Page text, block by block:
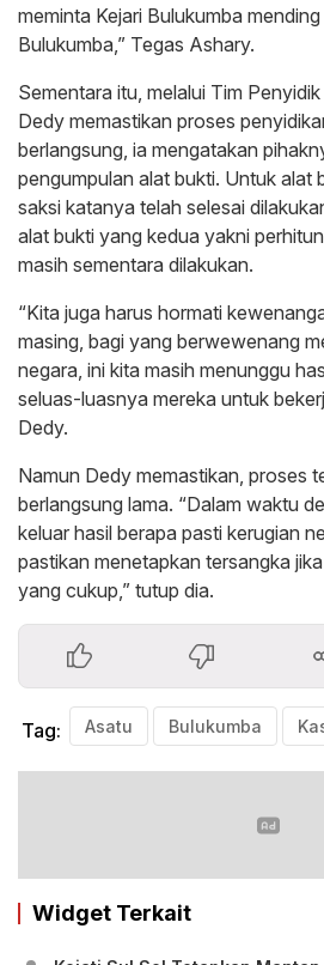
meminta Kejari Bulukumba
Bulukumba,” Tegas Ashary.
Sementara itu, melalui Tim Penyidik
Dedy memastikan proses
berlangsung, ia mengatakan
pengumpulan alat bukti. Untuk alat
saksi katanya telah selesai
alat bukti yang kedua yakni
masih sementara dilakukan.
“Kita juga harus hormati
masing, bagi yang berwewenang
negara, ini kita masih menunggu
seluas-luasnya mereka untuk
Dedy.
Namun Dedy memastikan, proses
berlangsung lama. “Dalam waktu
keluar hasil berapa pasti kerugian
pastikan menetapkan tersangka
yang cukup,” tutup dia.
Tag: Asatu Bulukumba
Widget Terkait